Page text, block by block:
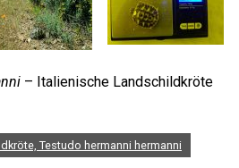
– Italienische Landschildkröte
Testudo hermanni hermanni